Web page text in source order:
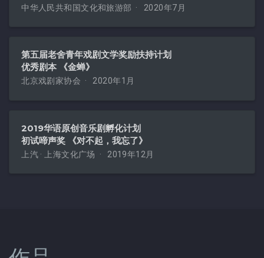
中华人民共和国文化和旅游部 2020年7月
第五届老舍青年戏剧文学奖励扶持计划
优秀剧本 《金蝉》
北京戏剧家协会 2020年1月
2019华语原创音乐剧孵化计划
初试啼声奖 《对不起，我忘了》
上汽 · 上海文化广场 2019年12月